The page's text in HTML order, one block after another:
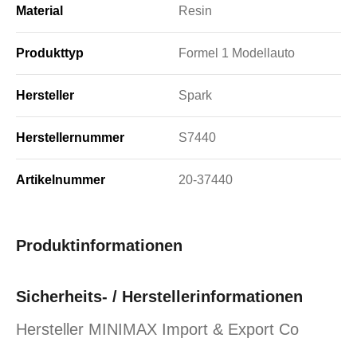
Material Resin
Produkttyp Formel 1 Modellauto
Hersteller Spark
Herstellernummer S7440
Artikelnummer 20-37440
Produktinformationen
Sicherheits- / Herstellerinformationen
Hersteller MINIMAX Import & Export Co